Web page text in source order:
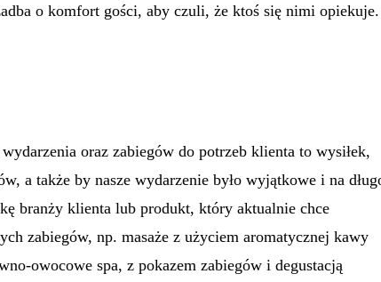
o komfort gości, aby czuli, że ktoś się nimi opiekuje.
oraz zabiegów do potrzeb klienta to wysiłek,
a także by nasze wydarzenie było wyjątkowe i na
branży klienta lub produkt, który aktualnie chce
zabiegów, np. masaże z użyciem aromatycznej kawy
owocowe spa, z pokazem zabiegów i degustacją